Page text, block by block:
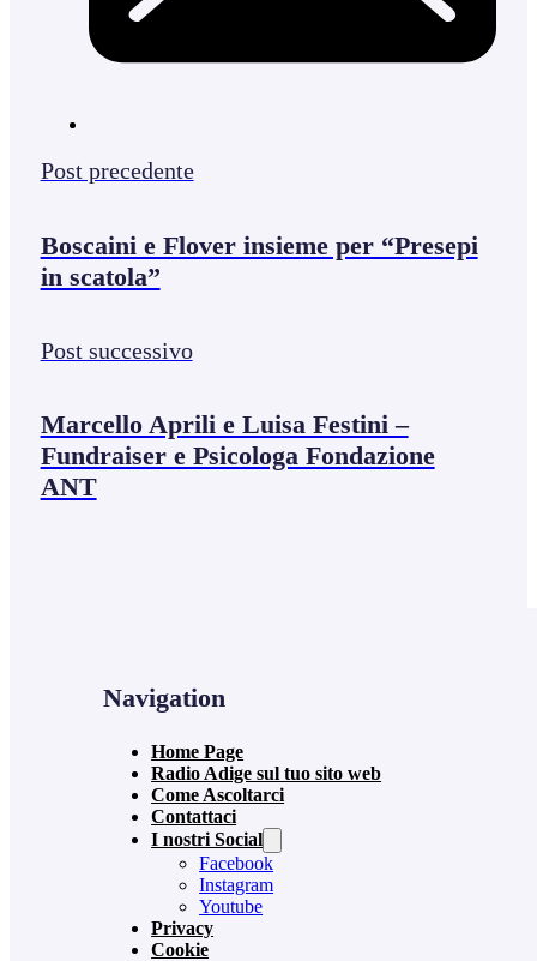
Post precedente
Boscaini e Flover insieme per “Presepi
in scatola”
Post successivo
Marcello Aprili e Luisa Festini –
Fundraiser e Psicologa Fondazione
ANT
Navigation
Home Page
Radio Adige sul tuo sito web
Come Ascoltarci
Contattaci
I nostri Social
Facebook
Instagram
Youtube
Privacy
Cookie